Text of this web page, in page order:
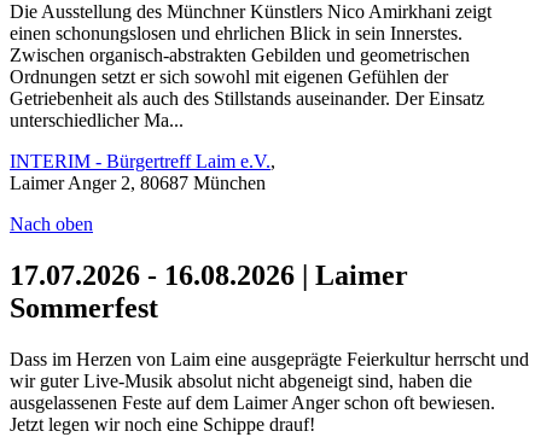
Die Ausstellung des Münchner Künstlers Nico Amirkhani zeigt
einen schonungslosen und ehrlichen Blick in sein Innerstes.
Zwischen organisch-abstrakten Gebilden und geometrischen
Ordnungen setzt er sich sowohl mit eigenen Gefühlen der
Getriebenheit als auch des Stillstands auseinander. Der Einsatz
unterschiedlicher Ma...
INTERIM - Bürgertreff Laim e.V.,
Laimer Anger 2, 80687 München
Nach oben
17.07.2026 - 16.08.2026 | Laimer
Sommerfest
Dass im Herzen von Laim eine ausgeprägte Feierkultur herrscht und
wir guter Live-Musik absolut nicht abgeneigt sind, haben die
ausgelassenen Feste auf dem Laimer Anger schon oft bewiesen.
Jetzt legen wir noch eine Schippe drauf!